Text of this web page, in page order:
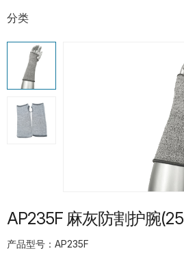
产品分类
分类
热门产品
G13-
SP-CN-21G-
AP235F 麻灰防割护腕
产品型号：AP235F